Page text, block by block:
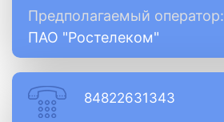
Предполагаемый оператор:
ПАО "Ростелеком"
84822631343